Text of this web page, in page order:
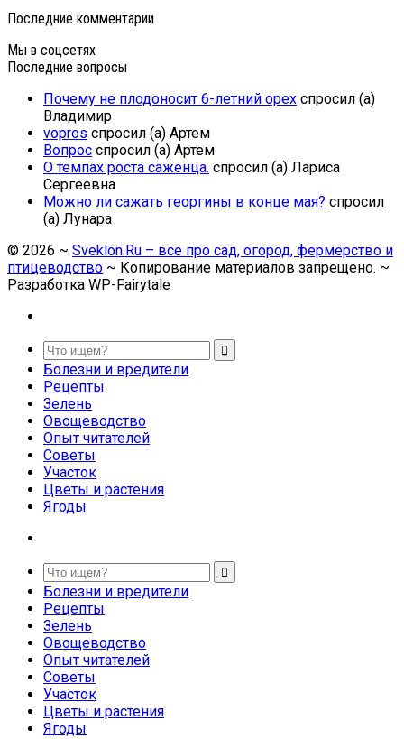
Последние комментарии
Мы в соцсетях
Последние вопросы
Почему не плодоносит 6-летний орех спросил (а)
Владимир
vopros спросил (а) Артем
Вопрос спросил (а) Артем
О темпах роста саженца. спросил (а) Лариса
Сергеевна
Можно ли сажать георгины в конце мая? спросил
(а) Лунара
© 2026 ~ Sveklon.Ru – все про сад, огород, фермерство и
птицеводство ~ Копирование материалов запрещено. ~
Разработка WP-Fairytale
Болезни и вредители
Рецепты
Зелень
Овощеводство
Опыт читателей
Советы
Участок
Цветы и растения
Ягоды
Болезни и вредители
Рецепты
Зелень
Овощеводство
Опыт читателей
Советы
Участок
Цветы и растения
Ягоды